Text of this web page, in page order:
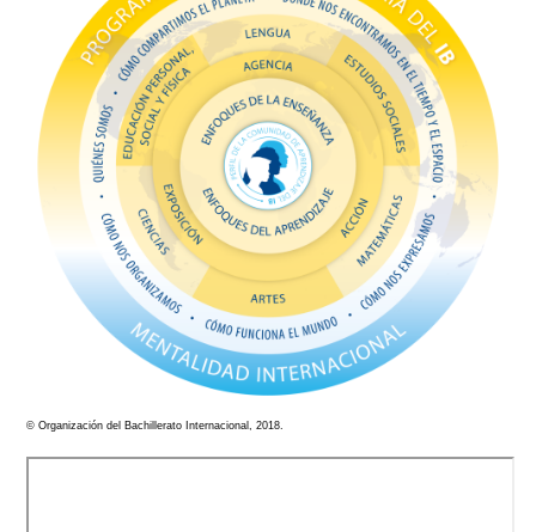
© Organización del Bachillerato Internacional, 2018.